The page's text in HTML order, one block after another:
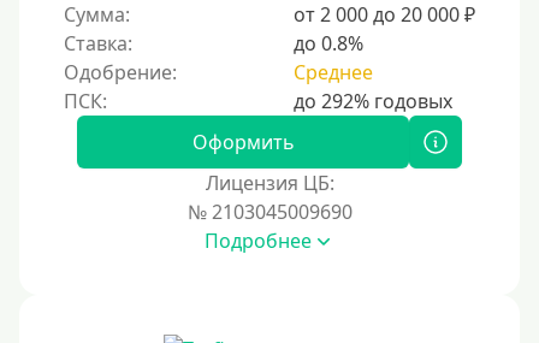
24/7
Деньги в долг
В долг на карту
Срок
Сумма:
от 2 000 до 20 000 ₽
Ставка:
до 0.8%
Одобрение:
Среднее
Оформить
Лицензия ЦБ:
№ 2103045009690
Подробнее